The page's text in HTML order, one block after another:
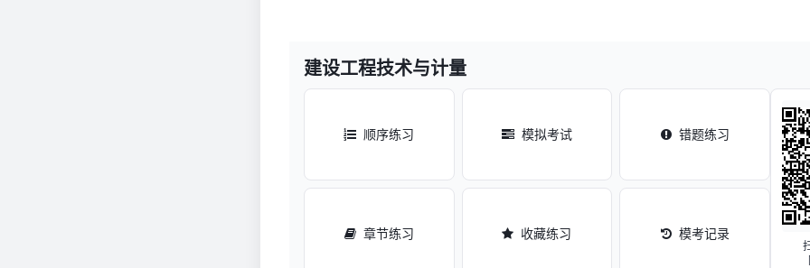
建设工程技术与计量
顺序练习 模拟考试 错题练习
章节练习 收藏练习 模考记录